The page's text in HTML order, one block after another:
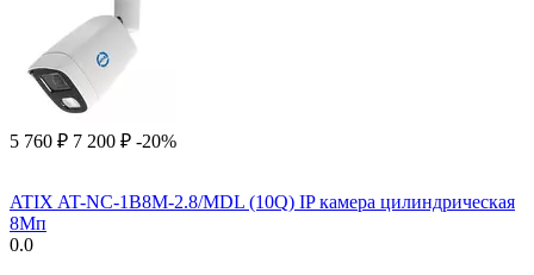
5 760 ₽ 7 200 ₽ -20%
ATIX AT-NC-1B8M-2.8/MDL (10Q) IP камера цилиндрическая
8Мп
0.0